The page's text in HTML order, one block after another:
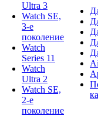
Ultra 3
Watch SE,
3-е
поколение
Watch
Series 11
Watch
Ultra 2
Watch SE,
2-е
поколение